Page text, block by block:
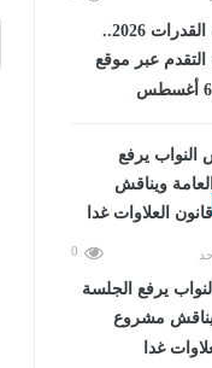
اختبارات القدرات 2026..
عبر موقع
0
يرفع الجلسة
مشروع
غدا